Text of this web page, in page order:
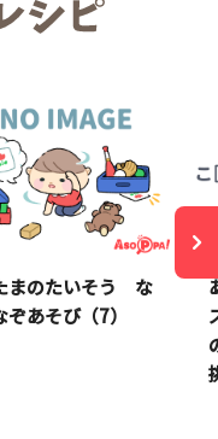
まのたいそう な
ぞあそび（7）